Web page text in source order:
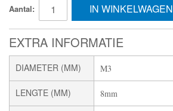
Aantal: IN WINKELWAGEN
EXTRA INFORMATIE
DIAMETER (MM) M3
LENGTE (MM) 8mm